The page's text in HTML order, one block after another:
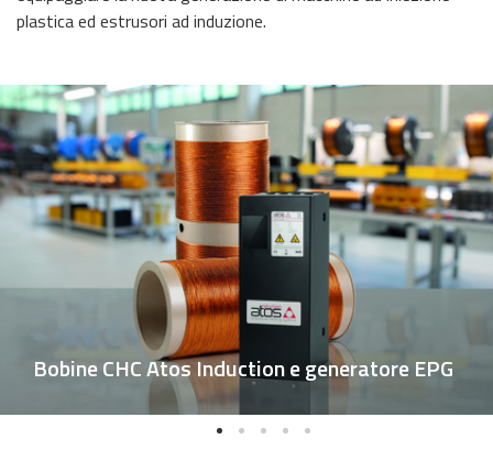
plastica ed estrusori ad induzione.
Bobine CHC Atos Induction e generatore EPG